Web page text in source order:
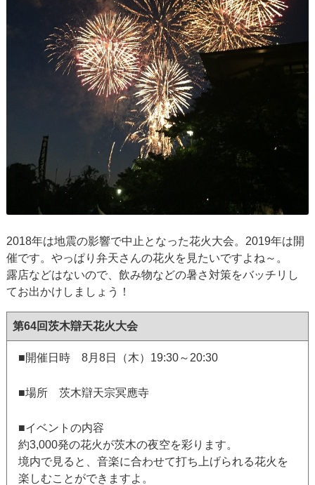
2018年は地震の影響で中止となった花火大会。2019年は開
催です。やっぱり弁天さんの花火を見たいですよね～。
露店などはないので、飲み物などの暑さ対策をバッチリし
てお出かけしましょう！
第64回茨木辯天花火大会
■開催日時 8月8日（木）19:30～20:30
■場所 茨木辯天宗冥應寺
■イベントの内容
約3,000発の花火が茨木の夜空を彩ります。
境内で見ると、音楽に合わせて打ち上げられる花火を
楽しむことができますよ。